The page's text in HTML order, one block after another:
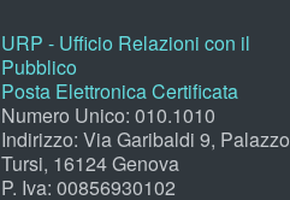
URP - Ufficio Relazioni con il
Pubblico
Posta Elettronica Certificata
Numero Unico: 010.1010
Indirizzo: Via Garibaldi 9, Palazzo
Tursi, 16124 Genova
P. Iva: 00856930102